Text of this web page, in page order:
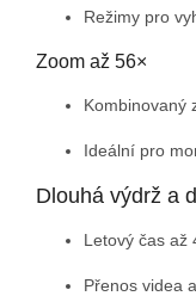
Režimy pro
Zoom až 56×
Kombinovaný
Ideální pro
Dlouhá výdrž a
Letový čas až
Přenos videa